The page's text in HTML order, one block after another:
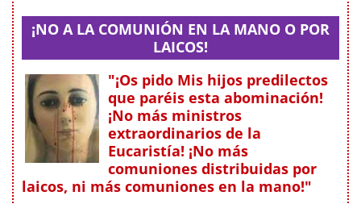
¡NO A LA COMUNIÓN EN LA MANO O POR
LAICOS!
"¡Os pido Mis hijos predilectos
que paréis esta abominación!
¡No más ministros
extraordinarios de la
Eucaristía! ¡No más
comuniones distribuidas por
laicos, ni más comuniones en la mano!"